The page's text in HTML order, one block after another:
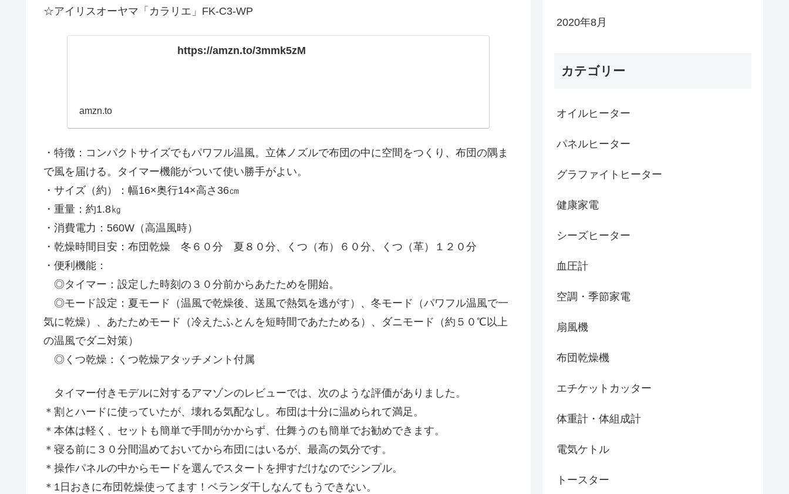
☆アイリスオーヤマ「カラリエ」FK-C3-WP
https://amzn.to/3mmk5zM
amzn.to
・特徴：コンパクトサイズでもパワフル温風。立体ノズルで布団の中に空間をつくり、布団の隅ま
で風を届ける。タイマー機能がついて使い勝手がよい。
・サイズ（約）：幅16×奥行14×高さ36㎝
・重量：約1.8㎏
・消費電力：560W（高温風時）
・乾燥時間目安：布団乾燥 冬６０分 夏８０分、くつ（布）６０分、くつ（革）１２０分
・便利機能：
◎タイマー：設定した時刻の３０分前からあたためを開始。
◎モード設定：夏モード（温風で乾燥後、送風で熱気を逃がす）、冬モード（パワフル温風で一
気に乾燥）、あたためモード（冷えたふとんを短時間であたためる）、ダニモード（約５０℃以上
の温風でダニ対策）
◎くつ乾燥：くつ乾燥アタッチメント付属
タイマー付きモデルに対するアマゾンのレビューでは、次のような評価がありました。
＊割とハードに使っていたが、壊れる気配なし。布団は十分に温められて満足。
＊本体は軽く、セットも簡単で手間がかからず、仕舞うのも簡単でお勧めできます。
＊寝る前に３０分間温めておいてから布団にはいるが、最高の気分です。
＊操作パネルの中からモードを選んでスタートを押すだけなのでシンプル。
＊1日おきに布団乾燥使ってます！ベランダ干しなんてもうできない。
2020年8月
カテゴリー
オイルヒーター
パネルヒーター
グラファイトヒーター
健康家電
シーズヒーター
血圧計
空調・季節家電
扇風機
布団乾燥機
エチケットカッター
体重計・体組成計
電気ケトル
トースター